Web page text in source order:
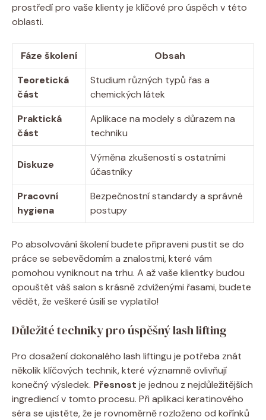
prostředí pro vaše klienty je klíčové pro úspěch v této
oblasti.
Fáze školení
Obsah
Teoretická
část
Studium různých typů řas a
chemických látek
Praktická
část
Aplikace na modely s důrazem na
techniku
Diskuze
Výměna zkušeností s ostatními
účastníky
Pracovní
hygiena
Bezpečnostní standardy a správné
postupy
Po absolvování školení budete připraveni pustit se do
práce se sebevědomím a znalostmi, které vám
pomohou vyniknout na trhu. A až vaše klientky budou
opouštět váš salon s krásně zdviženými řasami, budete
vědět, že veškeré úsilí se vyplatilo!
Důležité techniky pro úspěšný lash lifting
Pro dosažení dokonalého lash liftingu je potřeba znát
několik klíčových technik, které významně ovlivňují
konečný výsledek. Přesnost je jednou z nejdůležitějších
ingrediencí v tomto procesu. Při aplikaci keratinového
séra se ujistěte, že je rovnoměrně rozloženo od kořínků